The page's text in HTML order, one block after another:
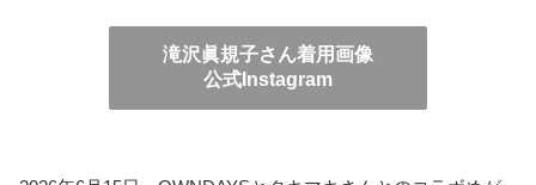
滝沢眞規子さん着用画像
公式Instagram